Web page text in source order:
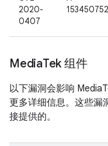
2020-
0407
153450752
MediaTek 组件
以下漏洞会影响
更多详细信息。这些漏
接提供的。